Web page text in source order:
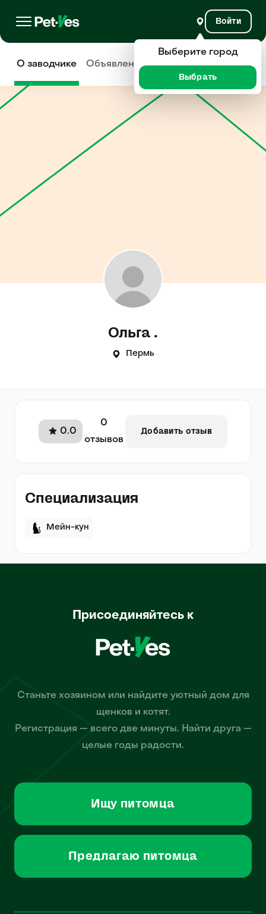
Войти
О заводчике Объявления Отзывы
Ольга .
Пермь
0.0
0
отзывов
Добавить отзыв
Специализация
Мейн-кун
Присоединяйтесь к
Станьте хозяином или найдите уютный дом для
щенков и котят.
Регистрация — всего две минуты. Найти друга —
целые годы радости.
Ищу питомца
Предлагаю питомца
Выберите город
Выбрать